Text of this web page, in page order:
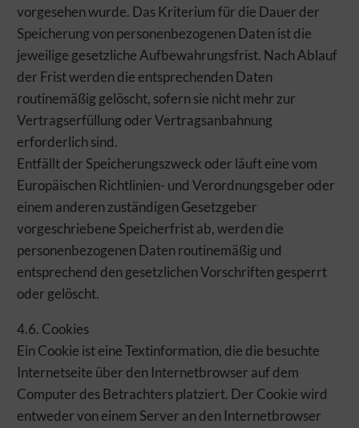
vorgesehen wurde. Das Kriterium für die Dauer der
Speicherung von personenbezogenen Daten ist die
jeweilige gesetzliche Aufbewahrungsfrist. Nach Ablauf
der Frist werden die entsprechenden Daten
routinemäßig gelöscht, sofern sie nicht mehr zur
Vertragserfüllung oder Vertragsanbahnung
erforderlich sind.
Entfällt der Speicherungszweck oder läuft eine vom
Europäischen Richtlinien- und Verordnungsgeber oder
einem anderen zuständigen Gesetzgeber
vorgeschriebene Speicherfrist ab, werden die
personenbezogenen Daten routinemäßig und
entsprechend den gesetzlichen Vorschriften gesperrt
oder gelöscht.
4.6. Cookies
Ein Cookie ist eine Textinformation, die die besuchte
Internetseite über den Internetbrowser auf dem
Computer des Betrachters platziert. Der Cookie wird
entweder von einem Server an den Internetbrowser